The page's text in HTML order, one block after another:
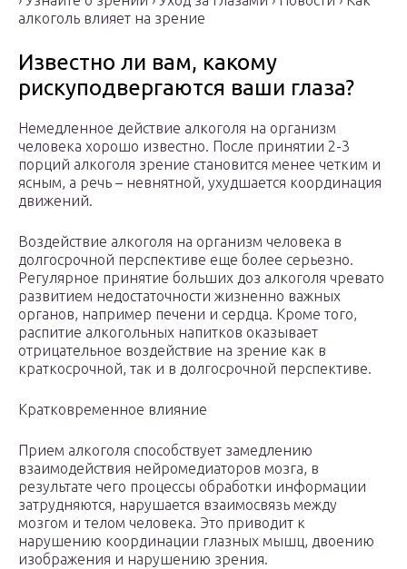
алкоголь влияет на зрение
Известно ли вам, какому
рискуподвергаются ваши глаза?
Немедленное действие алкоголя на организм
человека хорошо известно. После принятии 2-3
порций алкоголя зрение становится менее четким и
ясным, а речь – невнятной, ухудшается координация
движений.
Воздействие алкоголя на организм человека в
долгосрочной перспективе еще более серьезно.
Регулярное принятие больших доз алкоголя чревато
развитием недостаточности жизненно важных
органов, например печени и сердца. Кроме того,
распитие алкогольных напитков оказывает
отрицательное воздействие на зрение как в
краткосрочной, так и в долгосрочной перспективе.
Кратковременное влияние
Прием алкоголя способствует замедлению
взаимодействия нейромедиаторов мозга, в
результате чего процессы обработки информации
затрудняются, нарушается взаимосвязь между
мозгом и телом человека. Это приводит к
нарушению координации глазных мышц, двоению
изображения и нарушению зрения.